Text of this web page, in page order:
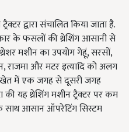
द्वारा संचालित किया जाता है.
के फसलों की थ्रेशिंग आसानी से
मशीन का उपयोग गेहूं, सरसों,
राजमा और मटर इत्यादि को अलग
खेत में एक जगह से दूसरी जगह
यह थ्रेशिंग मशीन ट्रैक्टर पर कम
आसान ऑपरेटिंग सिस्टम